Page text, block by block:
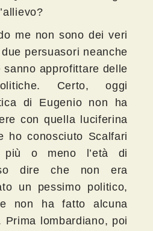
me non sono dei veri
persuasori neanche
sanno approfittare delle
Certo, oggi
di Eugenio non ha
con quella luciferina
ho conosciuto Scalfari
più o meno l’età di
dire che non era
un pessimo politico,
non ha fatto alcuna
Prima lombardiano, poi